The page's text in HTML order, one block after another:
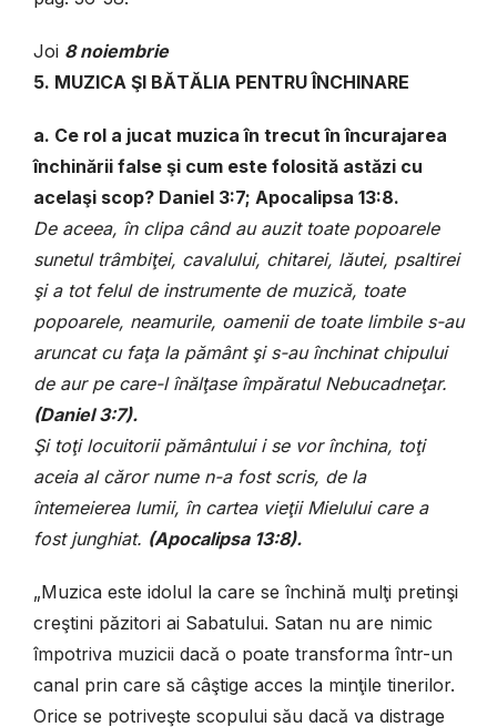
Joi 8 noiembrie
5. MUZICA ŞI BĂTĂLIA PENTRU ÎNCHINARE
a. Ce rol a jucat muzica în trecut în încurajarea
închinării false şi cum este folosită astăzi cu
acelaşi scop? Daniel 3:7; Apocalipsa 13:8.
De aceea, în clipa când au auzit toate popoarele
sunetul trâmbiţei, cavalului, chitarei, lăutei, psaltirei
şi a tot felul de instrumente de muzică, toate
popoarele, neamurile, oamenii de toate limbile s-au
aruncat cu faţa la pământ şi s-au închinat chipului
de aur pe care-l înălţase împăratul Nebucadneţar.
(Daniel 3:7).
Şi toţi locuitorii pământului i se vor închina, toţi
aceia al căror nume n-a fost scris, de la
întemeierea lumii, în cartea vieţii Mielului care a
fost junghiat. (Apocalipsa 13:8).
„Muzica este idolul la care se închină mulţi pretinşi
creştini păzitori ai Sabatului. Satan nu are nimic
împotriva muzicii dacă o poate transforma într-un
canal prin care să câştige acces la minţile tinerilor.
Orice se potriveşte scopului său dacă va distrage